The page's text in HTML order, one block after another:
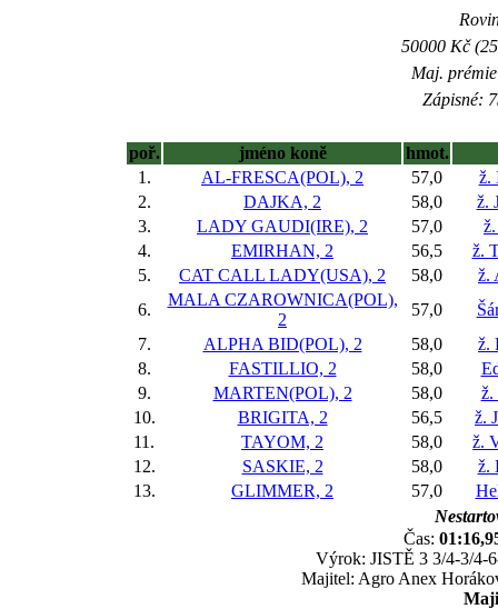
50000 Kč
Maj.
Zápisné:
poř. jméno koně
hmot.
1.
AL-FRESCA(POL), 2 57,0
ž.
2.
DAJKA, 2 58,0
ž.
3.
LADY GAUDI(IRE), 2 57,0
4.
EMIRHAN, 2 56,5
ž.
5.
CAT CALL LADY(USA), 2 58,0
ž.
6.
MALA CZAROWNICA(POL),
2
57,0
7.
ALPHA BID(POL), 2 58,0
ž.
8.
FASTILLIO, 2 58,0
9.
MARTEN(POL), 2 58,0
ž.
10.
BRIGITA, 2 56,5
ž.
11.
TAYOM, 2 58,0
ž.
12.
SASKIE, 2 58,0
ž.
13.
GLIMMER, 2 57,0
Čas:
Výrok: JISTĚ 3 3/4-3/4-
Majitel: Agro Anex